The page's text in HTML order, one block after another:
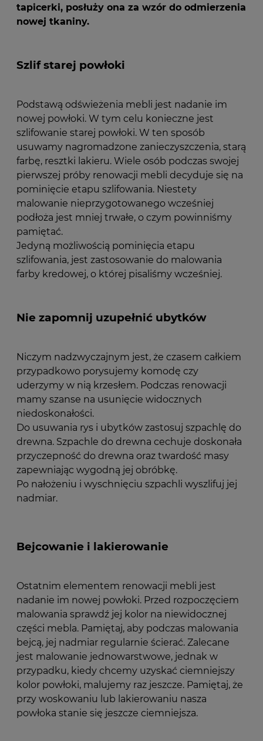
tapicerki, posłuży ona za wzór do odmierzenia
nowej tkaniny.
Szlif starej powłoki
Podstawą odświeżenia mebli jest nadanie im
nowej powłoki. W tym celu konieczne jest
szlifowanie starej powłoki. W ten sposób
usuwamy nagromadzone zanieczyszczenia, starą
farbę, resztki lakieru. Wiele osób podczas swojej
pierwszej próby renowacji mebli decyduje się na
pominięcie etapu szlifowania. Niestety
malowanie nieprzygotowanego wcześniej
podłoża jest mniej trwałe, o czym powinniśmy
pamiętać.
Jedyną możliwością pominięcia etapu
szlifowania, jest zastosowanie do malowania
farby kredowej, o której pisaliśmy wcześniej.
Nie zapomnij uzupełnić ubytków
Niczym nadzwyczajnym jest, że czasem całkiem
przypadkowo porysujemy komodę czy
uderzymy w nią krzesłem. Podczas renowacji
mamy szanse na usunięcie widocznych
niedoskonałości.
Do usuwania rys i ubytków zastosuj szpachlę do
drewna. Szpachle do drewna cechuje doskonała
przyczepność do drewna oraz twardość masy
zapewniając wygodną jej obróbkę.
Po nałożeniu i wyschnięciu szpachli wyszlifuj jej
nadmiar.
Bejcowanie i lakierowanie
Ostatnim elementem renowacji mebli jest
nadanie im nowej powłoki. Przed rozpoczęciem
malowania sprawdź jej kolor na niewidocznej
części mebla. Pamiętaj, aby podczas malowania
bejcą, jej nadmiar regularnie ścierać. Zalecane
jest malowanie jednowarstwowe, jednak w
przypadku, kiedy chcemy uzyskać ciemniejszy
kolor powłoki, malujemy raz jeszcze. Pamiętaj, że
przy woskowaniu lub lakierowaniu nasza
powłoka stanie się jeszcze ciemniejsza.